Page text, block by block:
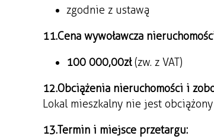
zgodnie z ustawą
11. Cena wywoławcza
100 000,00zł(zw. z VAT)
12. Obciążenia nieruchomości i
Lokal mieszkalny nie jest
13. Termin i miejsce przetargu: